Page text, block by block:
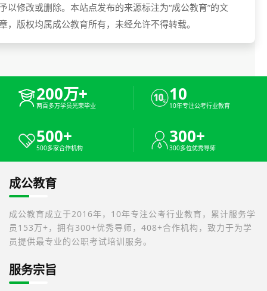
以修改或删除。本站点发布的来源标注为“成公教育”的文
，版权均属成公教育所有，未经允许不得转载。
200万+
两百多万学员光荣毕业
10
10年专注公考行业教育
500+
500多家合作机构
300+
300多位优秀导师
成公教育
成公教育成立于2016年，10年专注公考行业教育，累计服务学
员153万+，拥有300+优秀导师，408+合作机构，致力于为学
员提供最专业的公职考试培训服务。
服务宗旨